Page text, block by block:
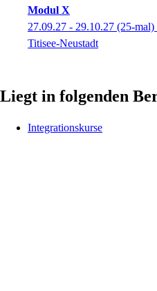
Modul X
27.09.27 - 29.10.27 (25-mal)
Titisee-Neustadt
Liegt in folgenden
Integrationskurse